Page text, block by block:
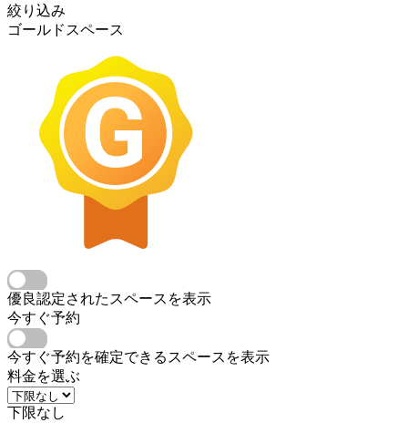
絞り込み
ゴールドスペース
優良認定されたスペースを表示
今すぐ予約
今すぐ予約を確定できるスペースを表示
料金を選ぶ
下限なし